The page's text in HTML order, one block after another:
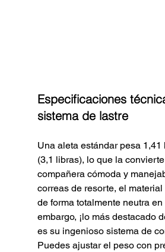
Especificaciones
sistema de lastre
Una aleta estándar pesa 1,41
(3,1 libras), lo que la
compañera cómoda y
correas de resorte, el
de forma totalmente neutra
embargo, ¡lo más destacado
es su ingenioso sistema de
Puedes ajustar el peso con